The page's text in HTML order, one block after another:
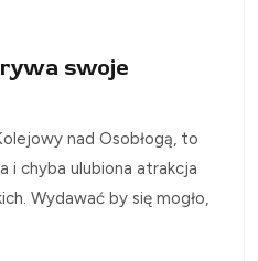
swoje
nad Osobłogą, to
i chyba ulubiona atrakcja
Wydawać by się mogło,